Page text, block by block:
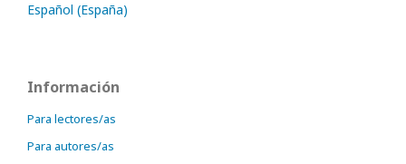
Español (España)
Información
Para lectores/as
Para autores/as